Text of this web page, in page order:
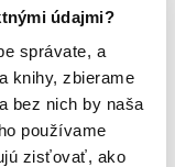
údajmi?
správate, a
knihy, zbierame
bez nich by naša
používame
zisťovať, ako